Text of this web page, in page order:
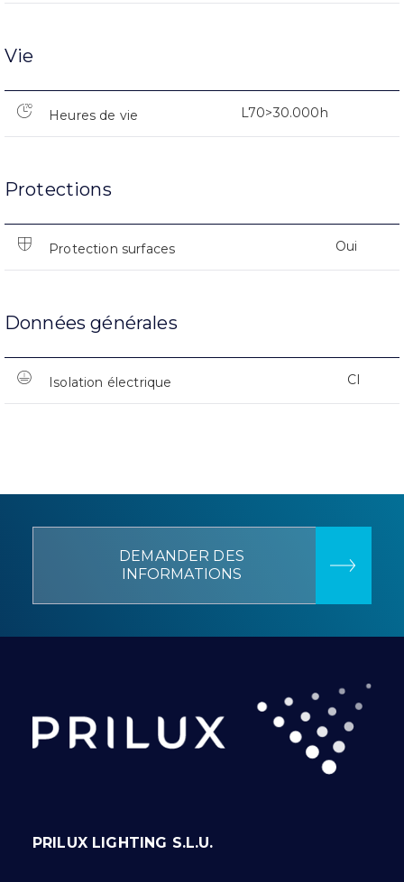
Vie
Heures de vie L70>30.000h
Protections
Protection surfaces Oui
Données générales
Isolation électrique CI
DEMANDER DES
INFORMATIONS
PRILUX LIGHTING S.L.U.